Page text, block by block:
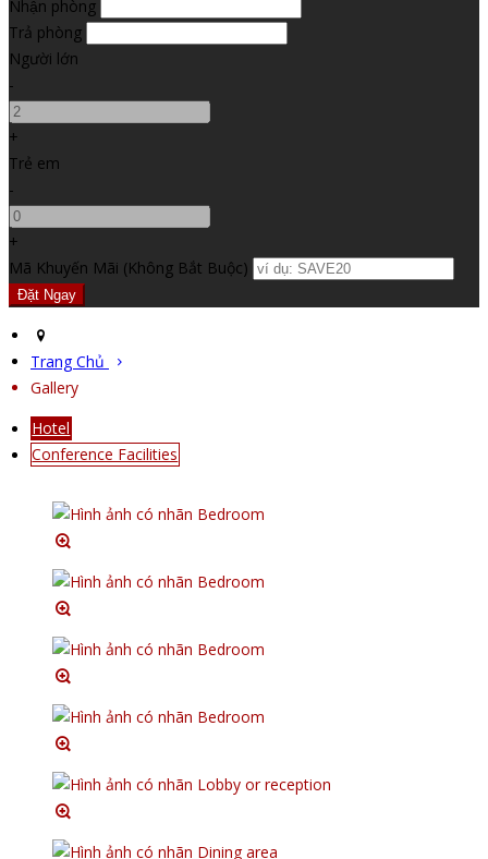
Nhận phòng
Trả phòng
Người lớn
-
+
Trẻ em
-
+
Mã Khuyến Mãi (Không Bắt Buộc)
Trang Chủ
Gallery
Hotel
Conference Facilities